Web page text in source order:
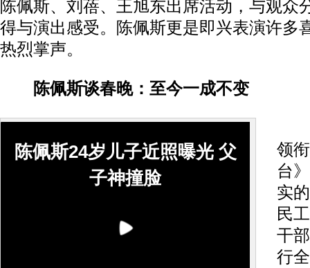
陈佩斯、刘蓓、王旭东出席活动，与观众
得与演出感受。陈佩斯更是即兴表演许多
热烈掌声。
陈佩斯谈春晚：至今一成不变
陈佩斯24岁儿子近照曝光 父
子神撞脸
领
台
实
民
干
行